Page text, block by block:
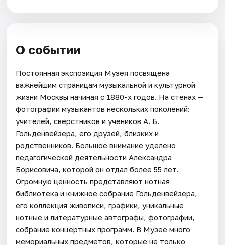
О событии
Постоянная экспозиция Музея посвящена
важнейшим страницам музыкальной и культурной
жизни Москвы начиная с 1880-х годов. На стенах —
фотографии музыкантов нескольких поколений:
учителей, сверстников и учеников А. Б.
Гольденвейзера, его друзей, близких и
родственников. Большое внимание уделено
педагогической деятельности Александра
Борисовича, которой он отдал более 55 лет.
Огромную ценность представляют нотная
библиотека и книжное собрание Гольденвейзера,
его коллекция живописи, графики, уникальные
нотные и литературные автографы, фотографии,
собрание концертных программ. В Музее много
мемориальных предметов, которые не только